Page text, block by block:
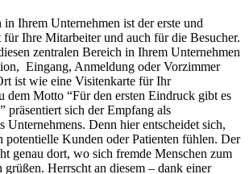
Ihrem Unternehmen ist der erste und
Ihre Mitarbeiter und auch für die Besucher.
zentralen Bereich in Ihrem Unternehmen
Eingang, Anmeldung oder Vorzimmer
ist wie eine Visitenkarte für Ihr
dem Motto “Für den ersten Eindruck gibt es
präsentiert sich der Empfang als
Unternehmens. Denn hier entscheidet sich,
Kunden oder Patienten fühlen. Der
genau dort, wo sich fremde Menschen zum
Herrscht an diesem – dank einer